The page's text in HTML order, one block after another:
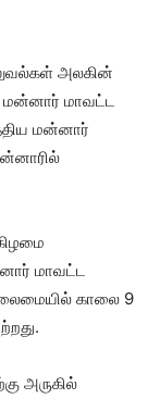
அலகின்
மாவட்ட
மன்னார்
மாவட்ட
காலை 9
அருகில்